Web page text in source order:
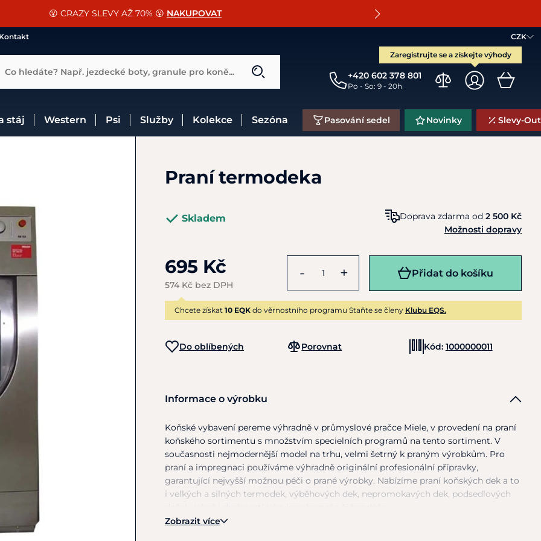
SLEVA 13% na vše od Cassini! CHCI SLEVU
😮 CRAZY SLEVY AŽ 70% 😮 NAKUPOVAT
a doplňky k vybraným sedlům ZDARMA 🐴
CZK
Zaregistrujte se a získejte výhody
+420 602 378 801
Po - So: 9 - 20h
Co hledáte? Např. jezdecké boty, granule pro koně...
stáj Western Psi Služby Kolekce Sezóna Pasování sedel Novinky Slevy-
Praní termodeka
Skladem Doprava zdarma od 2 500 Kč
Možnosti dopravy
695 Kč
574 Kč bez DPH
- + Přidat do košíku
Chcete získat 10 EQK do věrnostního programu Staňte se členy Klubu EQS.
Do oblíbených Porovnat Kód: 1000000011
Informace o výrobku
Koňské vybavení pereme výhradně v průmyslové pračce Miele, v provedení na praní
koňského sortimentu s množstvím specielních programů na tento sortiment. V
současnosti nejmodernější model na trhu, velmi šetrný k praným výrobkům. Pro
praní a impregnaci používáme výhradně originální profesionální přípravky,
garantující nejvyšší možnou péči o prané výrobky. Nabízíme praní koňských dek a to
i velkých a silných termodek, výběhových dek, nepromokavých dek, podsedlových
Zobrazit více